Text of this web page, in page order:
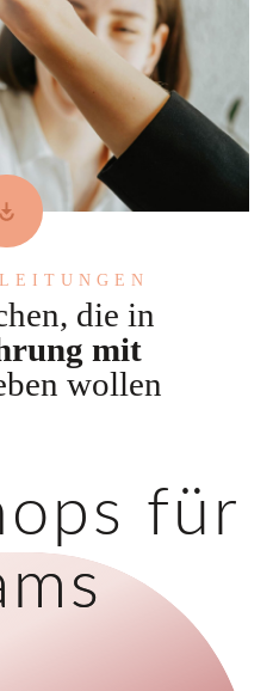
die in
mit
wollen
für